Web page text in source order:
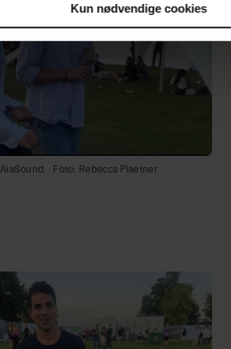
Kun nødvendige cookies
Foto: Rebecca Plaetner